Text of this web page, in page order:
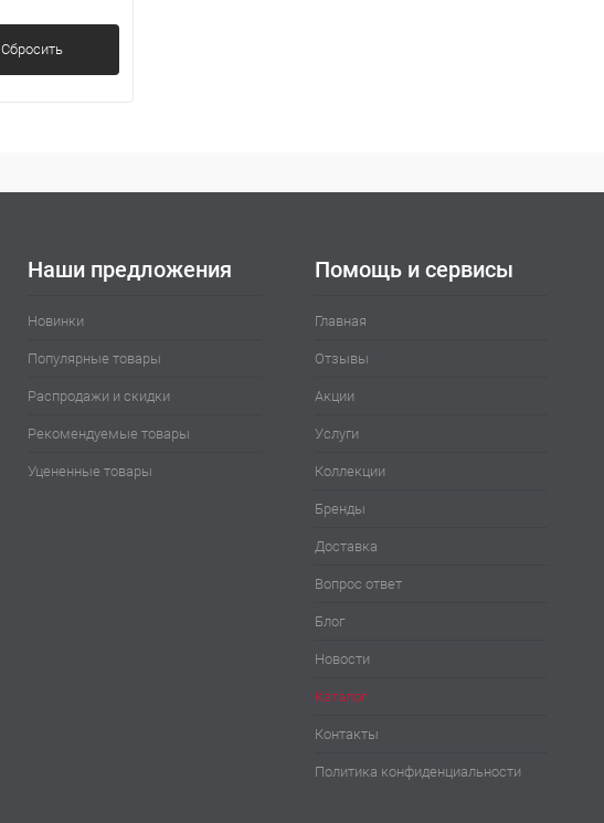
Сбросить
Наши предложения
Новинки
Популярные товары
Распродажи и скидки
Рекомендуемые товары
Уцененные товары
Помощь и сервисы
Главная
Отзывы
Акции
Услуги
Коллекции
Бренды
Доставка
Вопрос ответ
Блог
Новости
Каталог
Контакты
Политика конфиденциальности